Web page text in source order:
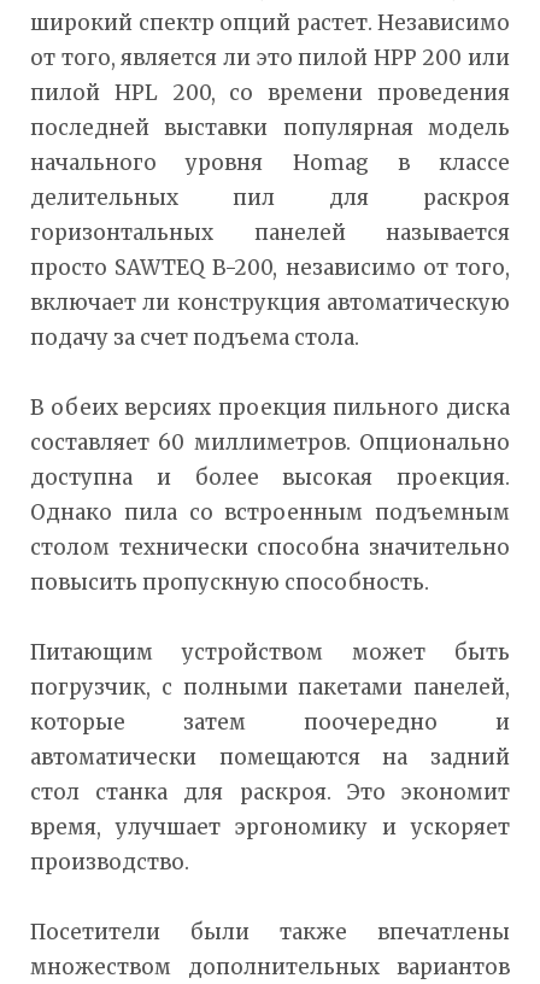
широкий спектр опций растет. Независимо
от того, является ли это пилой HPP 200 или
пилой HPL 200, со времени проведения
последней выставки популярная модель
начального уровня Homag в классе
делительных пил для раскроя
горизонтальных панелей называется
просто SAWTEQ B-200, независимо от того,
включает ли конструкция автоматическую
подачу за счет подъема стола.
В обеих версиях проекция пильного диска
составляет 60 миллиметров. Опционально
доступна и более высокая проекция.
Однако пила со встроенным подъемным
столом технически способна значительно
повысить пропускную способность.
Питающим устройством может быть
погрузчик, с полными пакетами панелей,
которые затем поочередно и
автоматически помещаются на задний
стол станка для раскроя. Это экономит
время, улучшает эргономику и ускоряет
производство.
Посетители были также впечатлены
множеством дополнительных вариантов